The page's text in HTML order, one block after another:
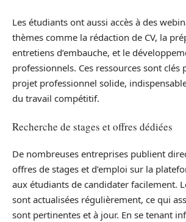
Les étudiants ont aussi accès à des
thèmes comme la rédaction de CV, la
entretiens d’embauche, et le
professionnels. Ces ressources sont clés
projet professionnel solide,
du travail compétitif.
Recherche de stages et offres dédiées
De nombreuses entreprises publient
offres de stages et d’emploi sur la
aux étudiants de candidater facilement.
sont actualisées régulièrement, ce qui
sont pertinentes et à jour. En se tenant